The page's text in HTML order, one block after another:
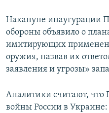
Накануне инаугурации
обороны объявило о
имитирующих
оружия, назвав их
заявления и угрозы»
Аналитики считают, что
войны России в Украине: